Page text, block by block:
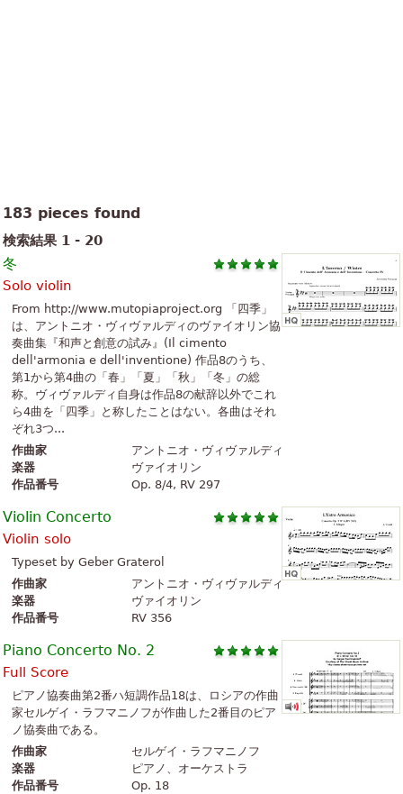
183 pieces found
検索結果 1 - 20
冬
Solo violin
From http://www.mutopiaproject.org 「四季」
は、アントニオ・ヴィヴァルディのヴァイオリン協
奏曲集『和声と創意の試み』(Il cimento
dell'armonia e dell'inventione) 作品8のうち、
第1から第4曲の「春」「夏」「秋」「冬」の総
称。ヴィヴァルディ自身は作品8の献辞以外でこれ
ら4曲を「四季」と称したことはない。各曲はそれ
ぞれ3つ...
作曲家
アントニオ・ヴィヴァルディ
楽器
ヴァイオリン
作品番号
Op. 8/4, RV 297
Violin Concerto
Violin solo
Typeset by Geber Graterol
作曲家
アントニオ・ヴィヴァルディ
楽器
ヴァイオリン
作品番号
RV 356
Piano Concerto No. 2
Full Score
ピアノ協奏曲第2番ハ短調作品18は、ロシアの作曲
家セルゲイ・ラフマニノフが作曲した2番目のピア
ノ協奏曲である。
作曲家
セルゲイ・ラフマニノフ
楽器
ピアノ、オーケストラ
作品番号
Op. 18